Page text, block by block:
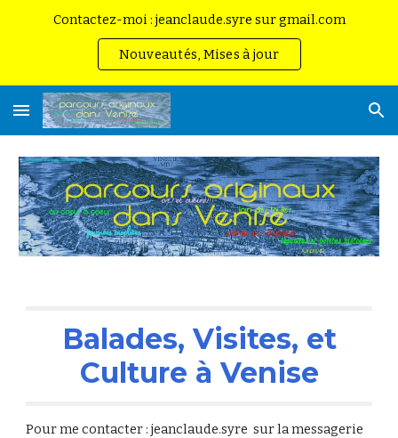
Contactez-moi : jeanclaude.syre sur gmail.com
Nouveautés, Mises à jour
Balades, Visites, et
Culture à Venise
Pour me contacter : jeanclaude.syre sur la messagerie